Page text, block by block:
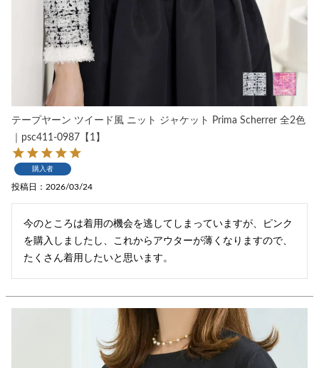
テープヤーン ツイード風 ニット ジャケット Prima Scherrer 全2色
｜psc411-0987【1】
購入者
投稿日 2026/03/24
今のところは着用の機会を逃してしまっていますが、ピンク
を購入しましたし、これからアウターが薄くなりますので、
たくさん着用したいと思います。